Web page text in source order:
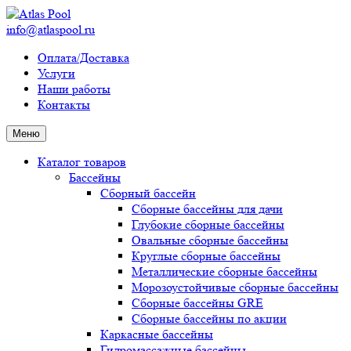
info@atlaspool.ru
Оплата/Доставка
Услуги
Наши работы
Контакты
Меню
Каталог товаров
Бассейны
Сборный бассейн
Сборные бассейны для дачи
Глубокие сборные бассейны
Овальные сборные бассейны
Круглые сборные бассейны
Металлические сборные бассейны
Морозоустойчивые сборные бассейны
Сборные бассейны GRE
Сборные бассейны по акции
Каркасные бассейны